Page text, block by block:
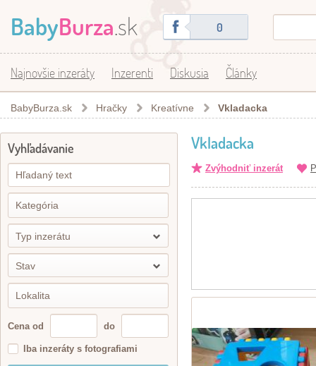
BabyBurza.sk 0
Najnovšie inzeráty Inzerenti Diskusia Články
BabyBurza.sk Hračky Kreatívne Vkladacka
Vyhľadávanie
Typ inzerátu
Stav
Cena od do
Iba inzeráty s fotografiami
Vkladacka
Zvýhodniť inzerát